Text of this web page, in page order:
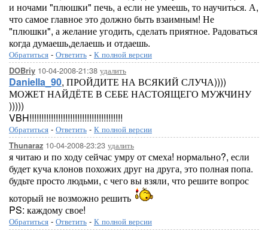
и ночами "плюшки" печь, а если не умеешь, то научиться. А,
что самое главное это должно быть взаимным! Не
"плюшки", а желание угодить, сделать приятное. Радоваться
когда думаешь,делаешь и отдаешь.
Обратиться - Ответить - К полной версии
DOBriy 10-04-2008-21:38 удалить
Daniella_90, ПРОЙДИТЕ НА ВСЯКИЙ СЛУЧА))))
МОЖЕТ НАЙДЁТЕ В СЕБЕ НАСТОЯЩЕГО МУЖЧИНУ
)))))
VBH!!!!!!!!!!!!!!!!!!!!!!!!!!!!!!!!!!!!!!!
Обратиться - Ответить - К полной версии
Thunaraz 10-04-2008-23:23 удалить
я читаю и по ходу сейчас умру от смеха! нормально?, если
будет куча клонов похожих друг на друга, это полная попа.
будьте просто людьми, с чего вы взяли, что решите вопрос
который не возможно решить
PS: каждому свое!
Обратиться - Ответить - К полной версии